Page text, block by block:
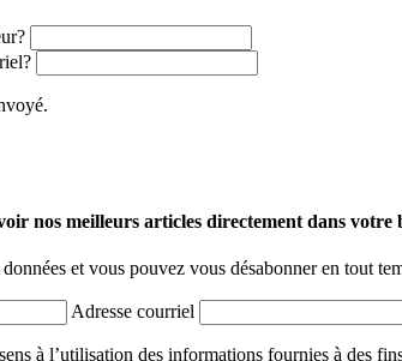
nos meilleurs articles directement dans votre
et vous pouvez vous désabonner en tout
Adresse courriel
à l’utilisation des informations fournies à des